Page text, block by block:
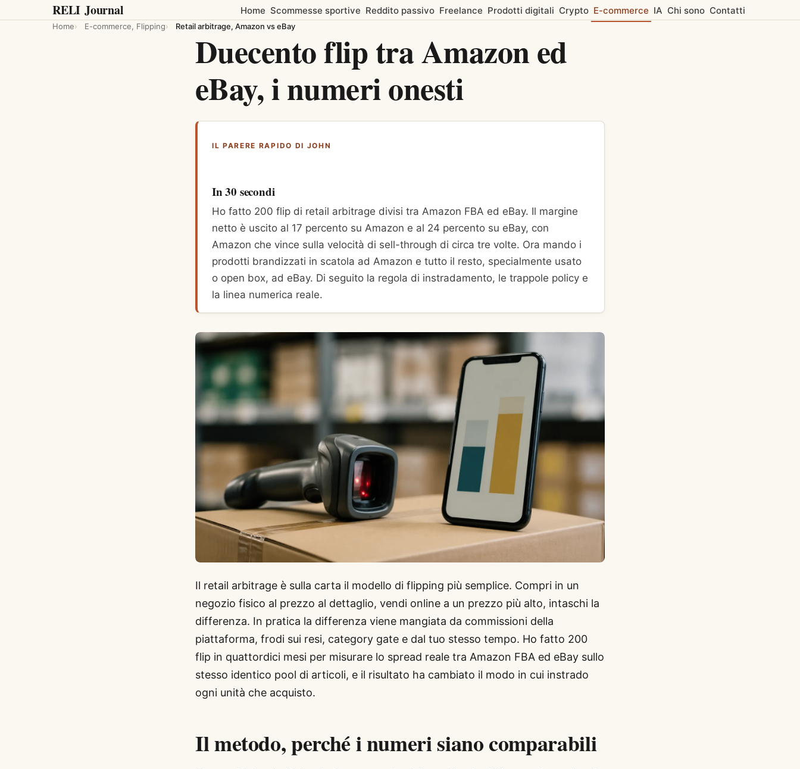
RELI Journal Home Scommesse sportive Reddito passivo Freelance Prodotti digitali Crypto E-commerce IA Chi sono Contatti
Home E-commerce, Flipping Retail arbitrage, Amazon vs eBay
Duecento flip tra Amazon ed
eBay, i numeri onesti
IL PARERE RAPIDO DI JOHN
In 30 secondi
Ho fatto 200 flip di retail arbitrage divisi tra Amazon FBA ed eBay. Il margine
netto è uscito al 17 percento su Amazon e al 24 percento su eBay, con
Amazon che vince sulla velocità di sell-through di circa tre volte. Ora mando i
prodotti brandizzati in scatola ad Amazon e tutto il resto, specialmente usato
o open box, ad eBay. Di seguito la regola di instradamento, le trappole policy e
la linea numerica reale.
Il retail arbitrage è sulla carta il modello di flipping più semplice. Compri in un
negozio fisico al prezzo al dettaglio, vendi online a un prezzo più alto, intaschi la
differenza. In pratica la differenza viene mangiata da commissioni della
piattaforma, frodi sui resi, category gate e dal tuo stesso tempo. Ho fatto 200
flip in quattordici mesi per misurare lo spread reale tra Amazon FBA ed eBay sullo
stesso identico pool di articoli, e il risultato ha cambiato il modo in cui instrado
ogni unità che acquisto.
Il metodo, perché i numeri siano comparabili